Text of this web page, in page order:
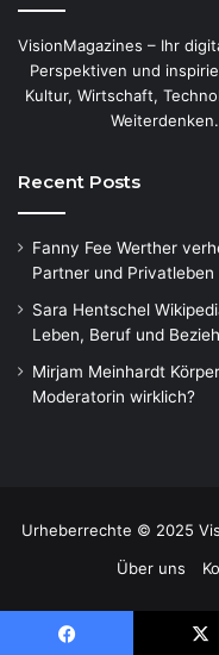
VisionMagazines – Ihr
Perspektiven und
Kultur, Wirtschaft,
Weiterdenken.
Recent Posts
Fanny Fee Werther
Partner und Privatleben
Sara Hentschel
Leben, Beruf und
Mirjam Meinhardt
Moderatorin wirklich?
Urheberrechte © 2025
Über uns